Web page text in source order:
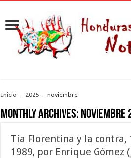
Inicio - 2025 - noviembre
Monthly Archives: noviembre
Tía Florentina y la contra,
1989, por Enrique Gómez